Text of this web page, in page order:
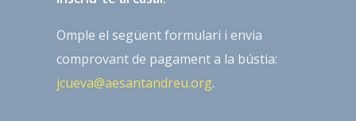
Omple el següent formulari i envia
comprovant de pagament a la bústia:
jcueva@aesantandreu.org.